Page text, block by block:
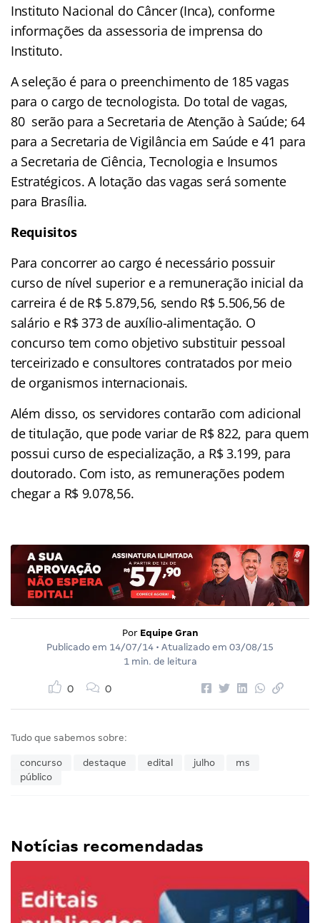
Instituto Nacional do Câncer (Inca), conforme
informações da assessoria de imprensa do
Instituto.
A seleção é para o preenchimento de 185 vagas
para o cargo de tecnologista. Do total de vagas,
80 serão para a Secretaria de Atenção à Saúde; 64
para a Secretaria de Vigilância em Saúde e 41 para
a Secretaria de Ciência, Tecnologia e Insumos
Estratégicos. A lotação das vagas será somente
para Brasília.
Requisitos
Para concorrer ao cargo é necessário possuir
curso de nível superior e a remuneração inicial da
carreira é de R$ 5.879,56, sendo R$ 5.506,56 de
salário e R$ 373 de auxílio-alimentação. O
concurso tem como objetivo substituir pessoal
terceirizado e consultores contratados por meio
de organismos internacionais.
Além disso, os servidores contarão com adicional
de titulação, que pode variar de R$ 822, para quem
possui curso de especialização, a R$ 3.199, para
doutorado. Com isto, as remunerações podem
chegar a R$ 9.078,56.
Por Equipe Gran
Publicado em 14/07/14 • Atualizado em 03/08/15
1 min. de leitura
0 0
Tudo que sabemos sobre:
concurso destaque edital julho
ms
público
Notícias recomendadas